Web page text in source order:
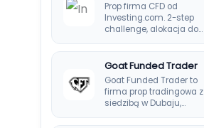
Prop firma CFD od
Investing.com. 2-step
challenge, alokacja do
platforma SIRIX.
Goat Funded Trader
Goat Funded Trader to
firma prop tradingowa z
siedzibą w Dubaju,